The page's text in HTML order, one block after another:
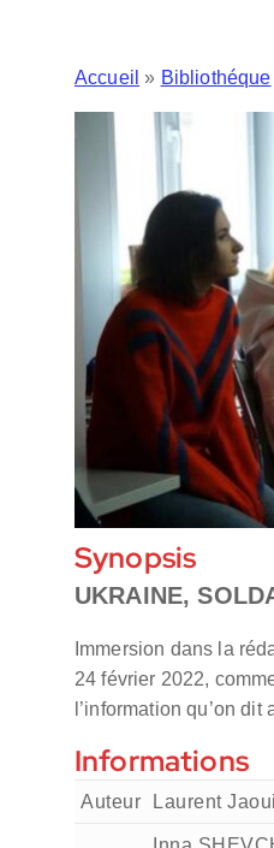
Accueil » Bibliothéque
Synopsis
UKRAINE,
Immersion dans la
24 février 2022,
l’information qu’on
Informations
Auteur Laurent Jaoui